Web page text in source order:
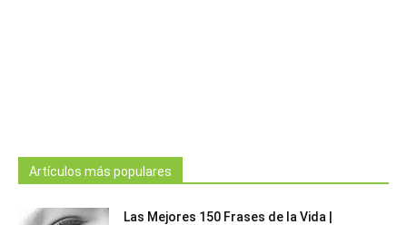
Artículos más populares
Las Mejores 150 Frases de la Vida |